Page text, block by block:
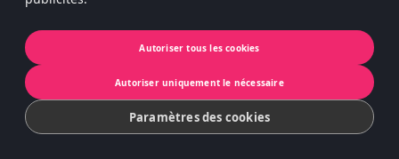
Autoriser tous les cookies
Autoriser uniquement le nécessaire
Paramètres des cookies
concept by Slættaratindur AB & Friends